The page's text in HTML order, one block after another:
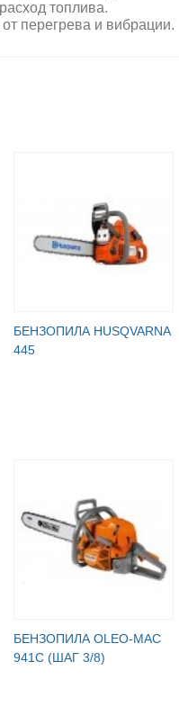
топлива.
перегрева и вибрации.
БЕНЗОПИЛА HUSQVARNA
445
БЕНЗОПИЛА OLEO-МАC
941C (ШАГ 3/8)